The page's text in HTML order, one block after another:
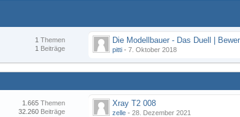
Themen
1
Beiträge
1 pitti - 7. Oktober 2018
Themen
1.665
Beiträge
32.260
Xray T2 008
zelle - 28. Dezember 2021